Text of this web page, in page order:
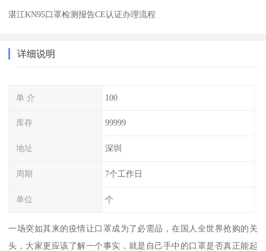
湛江KN95口罩检测报告CE认证办理流程
详细说明
单 介 100
库存 99999
地址 深圳
周期 7个工作日
单位 个
一场突如其来的疫情让口罩成为了必需品，在国人全世界抢购的关
头，大家更应该了解一个事实，就是自己手中的口罩是否真正能起